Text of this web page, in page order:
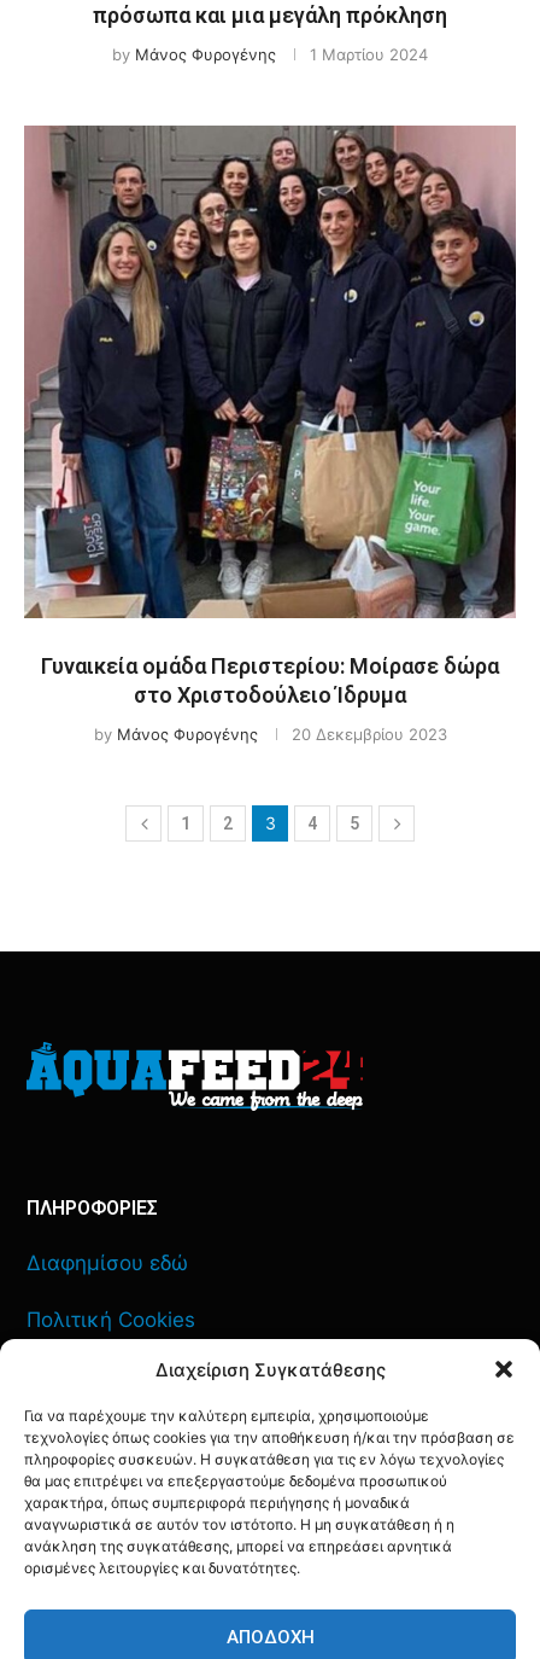
Διαχείριση Συγκατάθεσης
Για να παρέχουμε την καλύτερη εμπειρία, χρησιμοποιούμε
τεχνολογίες όπως cookies για την αποθήκευση ή/και την πρόσβαση σε
πληροφορίες συσκευών. Η συγκατάθεση για τις εν λόγω τεχνολογίες
θα μας επιτρέψει να επεξεργαστούμε δεδομένα προσωπικού
χαρακτήρα, όπως συμπεριφορά περιήγησης ή μοναδικά
αναγνωριστικά σε αυτόν τον ιστότοπο. Η μη συγκατάθεση ή η
ανάκληση της συγκατάθεσης, μπορεί να επηρεάσει αρνητικά
ορισμένες λειτουργίες και δυνατότητες.
ΑΠΟΔΟΧΉ
πρόσωπα και μια μεγάλη πρόκληση
by Μάνος Φυρογένης 1 Μαρτίου 2024
Γυναικεία ομάδα Περιστερίου: Μοίρασε δώρα
στο Χριστοδούλειο Ίδρυμα
by Μάνος Φυρογένης 20 Δεκεμβρίου 2023
1 2 3 4 5
ΠΛΗΡΟΦΟΡΙΕΣ
Διαφημίσου εδώ
Πολιτική Cookies
Πολιτική Απορρήτου
ΕΠΙΚΟΙΝΩΝΙΑ
YOUTUBE